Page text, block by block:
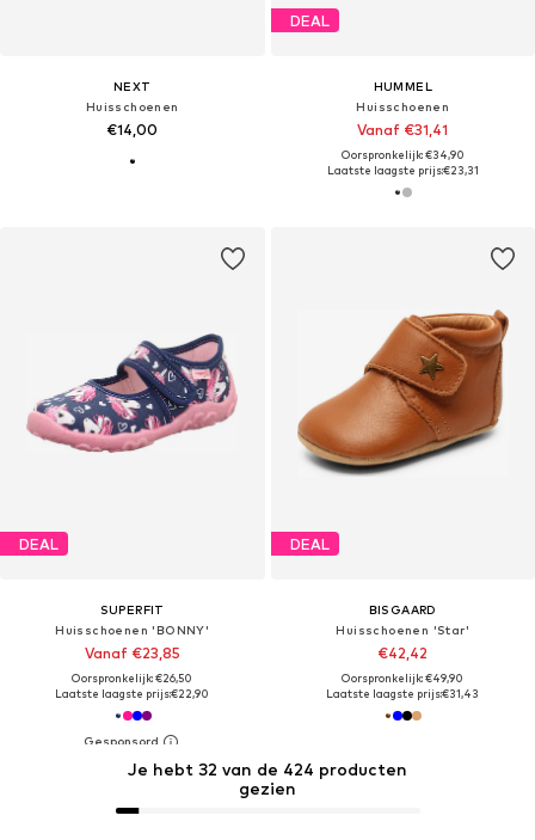
NEXT
Huisschoenen
€14,00
DEAL
HUMMEL
Huisschoenen
Vanaf €31,41
Oorspronkelijk: €34,90
Laatste laagste prijs:€23,31
DEAL
SUPERFIT
Huisschoenen 'BONNY'
Vanaf €23,85
Oorspronkelijk: €26,50
Laatste laagste prijs:€22,90
DEAL
BISGAARD
Huisschoenen 'Star'
€42,42
Oorspronkelijk: €49,90
Laatste laagste prijs:€31,43
Je hebt 32 van de 424 producten
gezien